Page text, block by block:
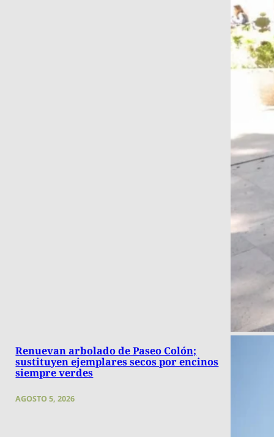
Renuevan arbolado de Paseo Colón;
sustituyen ejemplares secos por encinos
siempre verdes
AGOSTO 5, 2026